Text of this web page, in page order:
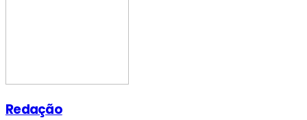
Redação